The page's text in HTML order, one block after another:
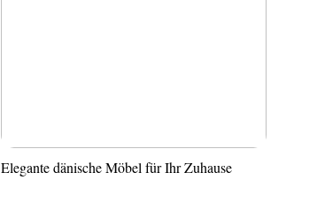
Elegante dänische Möbel für Ihr Zuhause